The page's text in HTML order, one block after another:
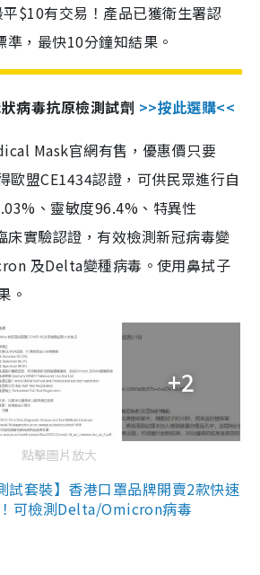
$10有交易！產品已獲衛生署認
準，最快10分鐘知結果。
病毒抗原檢測試劑 >>按此選購<<
Mask官網有售，優惠價只要
歐盟CE1434認證，可供民眾進行自
、靈敏度96.4%、特異性
床實驗認證，有效檢測新冠病毒變
及Delta變種病毒。使用鼻拭子
。
+2
點擊圖片放大
試套裝】香港口罩品牌開賣2款快速
可檢測Delta/Omicron病毒